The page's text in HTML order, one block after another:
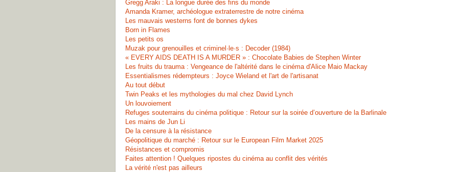
Gregg Araki : La longue durée des fins du monde
Amanda Kramer, archéologue extraterrestre de notre cinéma
Les mauvais westerns font de bonnes dykes
Born in Flames
Les petits os
Muzak pour grenouilles et criminel·le·s : Decoder (1984)
« EVERY AIDS DEATH IS A MURDER » : Chocolate Babies de Stephen Winter
Les fruits du trauma : Vengeance de l'altérité dans le cinéma d'Alice Maio Mackay
Essentialismes rédempteurs : Joyce Wieland et l'art de l'artisanat
Au tout début
Twin Peaks et les mythologies du mal chez David Lynch
Un louvoiement
Refuges souterrains du cinéma politique : Retour sur la soirée d’ouverture de la Barlinale
Les mains de Jun Li
De la censure à la résistance
Géopolitique du marché : Retour sur le European Film Market 2025
Résistances et compromis
Faites attention ! Quelques ripostes du cinéma au conflit des vérités
La vérité n'est pas ailleurs